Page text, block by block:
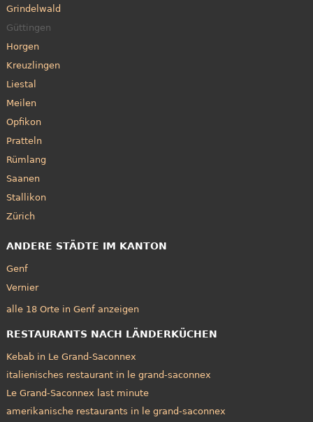
Grindelwald
Güttingen
Horgen
Kreuzlingen
Liestal
Meilen
Opfikon
Pratteln
Rümlang
Saanen
Stallikon
Zürich
ANDERE STÄDTE IM KANTON
Genf
Vernier
alle 18 Orte in Genf anzeigen
RESTAURANTS NACH LÄNDERKÜCHEN
Kebab in Le Grand-Saconnex
italienisches restaurant in le grand-saconnex
Le Grand-Saconnex last minute
amerikanische restaurants in le grand-saconnex